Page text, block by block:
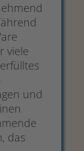
viele
und
das